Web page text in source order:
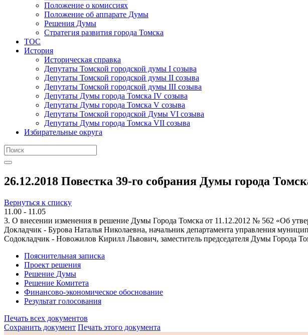
Положение о комиссиях
Положение об аппарате Думы
Решения Думы
Стратегия развития города Томска
ТОС
История
Историческая справка
Депутаты Томской городской думы I созыва
Депутаты Томской городской думы II созыва
Депутаты Томской городской думы III созыва
Депутаты Думы города Томска IV созыва
Депутаты Думы города Томска V созыва
Депутаты Томской городской Думы VI созыва
Депутаты Думы города Томска VII созыва
Избирательные округа
26.12.2018 Повестка 39-го собрания Думы города
Вернуться к списку
11.00 - 11.05
3. О внесении изменения в решение Думы Города Томска от 11.12.2012 № 562 «Об
Докладчик - Бурова Наталья Николаевна, начальник департамента управления
Содокладчик - Новожилов Кирилл Львович, заместитель председателя Думы Города
Пояснительная записка
Проект решения
Решение Думы
Решение Комитета
Финансово-экономическое обоснование
Результат голосования
Печать всех документов
Сохранить документ Печать этого документа